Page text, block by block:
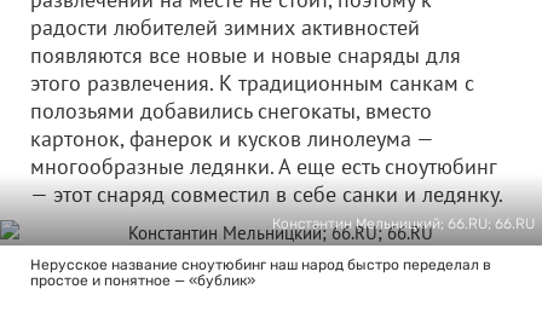
радости любителей зимних активностей
появляются все новые и новые снаряды для
этого развлечения. К традиционным санкам с
полозьями добавились снегокаты, вместо
картонок, фанерок и кусков линолеума —
многообразные ледянки. А еще есть сноутюбинг
— этот снаряд совместил в себе санки и ледянку.
Константин Мельницкий; 66.RU; 66.RU
Нерусское название сноутюбинг наш народ быстро переделал в
простое и понятное — «бублик»